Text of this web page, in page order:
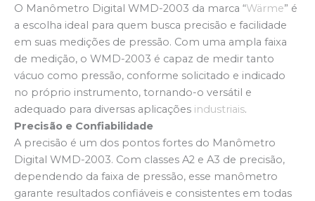
O Manômetro Digital WMD-2003 da marca “Wärme” é
a escolha ideal para quem busca precisão e facilidade
em suas medições de pressão. Com uma ampla faixa
de medição, o WMD-2003 é capaz de medir tanto
vácuo como pressão, conforme solicitado e indicado
no próprio instrumento, tornando-o versátil e
adequado para diversas aplicações industriais.
Precisão e Confiabilidade
A precisão é um dos pontos fortes do Manômetro
Digital WMD-2003. Com classes A2 e A3 de precisão,
dependendo da faixa de pressão, esse manômetro
garante resultados confiáveis e consistentes em todas